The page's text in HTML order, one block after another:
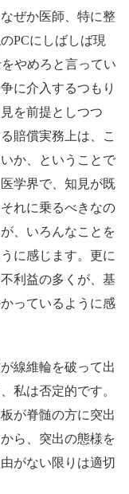
ぜか医師、特に整
PCにしばしば現
やめろと言ってい
に介入するつもり
を前提としつつ
賠償実務上は、こ
か、ということで
学界で、知見が既
れに乗るべきなの
、いろんなことを
に感じます。更に
利益の多くが、基
っているように感
線維輪を破って出
私は否定的です。
が脊髄の方に突出
ら、突出の態様を
がない限りは適切